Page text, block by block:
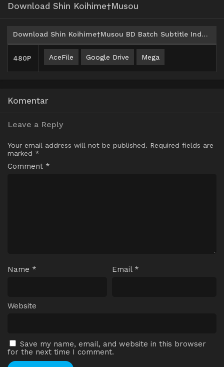
Download Shin Koihime†Musou
Download Shin Koihime†Musou BD Batch Subtitle Indonesia
480P AceFile Google Drive Mega
Komentar
Leave a Reply
Your email address will not be published. Required fields are
marked *
Comment *
Name * Email *
Website
Save my name, email, and website in this browser
for the next time I comment.